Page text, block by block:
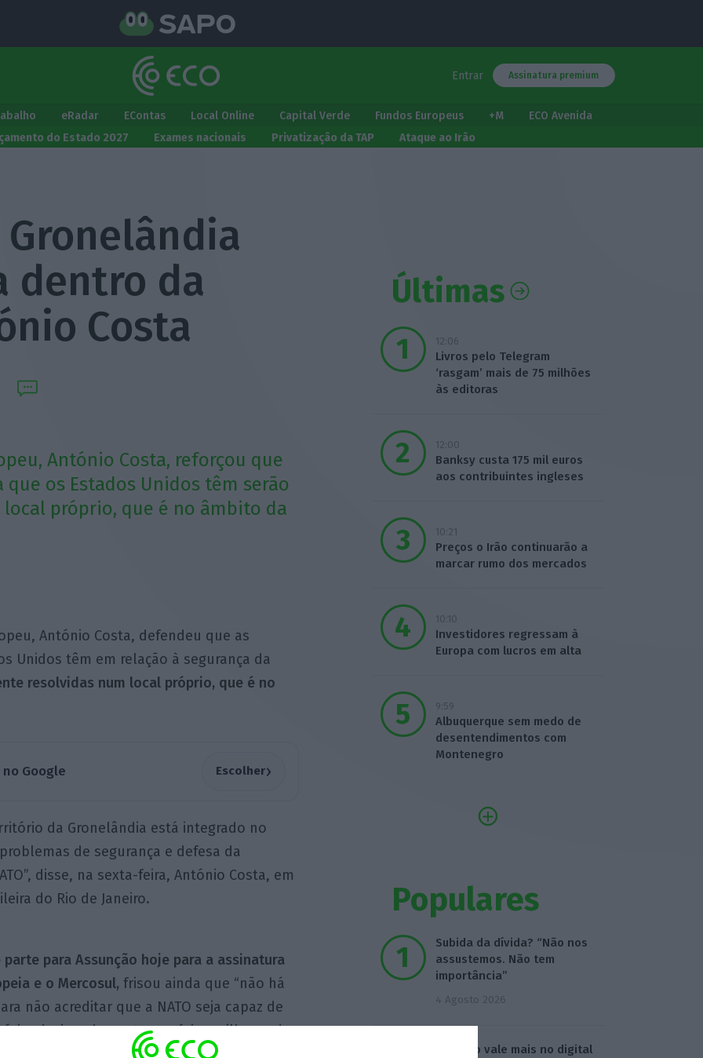
Entrar Assinatura premium
eRadar EContas Local Online Capital Verde Fundos Europeus +M
ECO Avenida
do Estado 2027 Exames nacionais Privatização da TAP Ataque ao Irão
dentro da
Costa
António Costa, reforçou que
os Estados Unidos têm serão
próprio, que é no âmbito da
António Costa, defendeu que as
Unidos têm em relação à segurança da
resolvidas num local próprio, que é no
Google Escolher›
da Gronelândia está integrado no
de segurança e defesa da
disse, na sexta-feira, António Costa, em
do Rio de Janeiro.
para Assunção hoje para a assinatura
e o Mercosul, frisou ainda que “não há
não acreditar que a NATO seja capaz de
designadamente os vários milhares de
Últimas
12:06
Livros pelo Telegram
‘rasgam’ mais de 75 milhões
às editoras
12:00
Banksy custa 175 mil euros
aos contribuintes ingleses
10:21
Preços o Irão continuarão a
marcar rumo dos mercados
10:10
Investidores regressam à
Europa com lucros em alta
9:59
Albuquerque sem medo de
desentendimentos com
Montenegro
Populares
Subida da dívida? “Não nos
assustemos. Não tem
importância”
4 Agosto 2026
Ronaldo vale mais no digital